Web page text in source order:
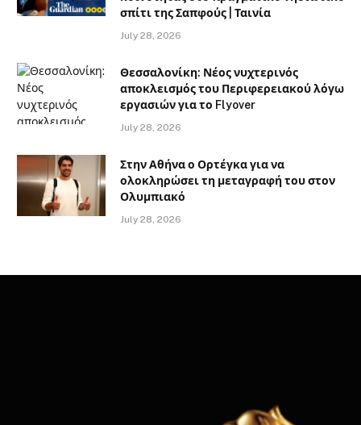
σπίτι της Σαπφούς | Ταινία
July 28, 2026
Θεσσαλονίκη: Νέος νυχτερινός
αποκλεισμός του Περιφερειακού λόγω
εργασιών για το Flyover
July 28, 2026
Στην Αθήνα ο Ορτέγκα για να
ολοκληρώσει τη μεταγραφή του στον
Ολυμπιακό
July 28, 2026